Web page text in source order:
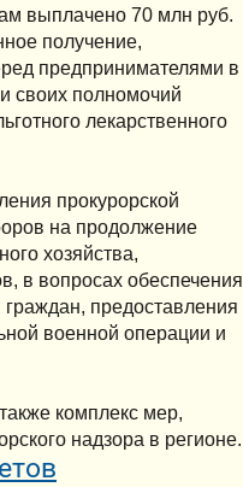
выплачено 70 млн руб.
получение,
предпринимателями в
своих полномочий
лекарственного
прокурорской
на продолжение
хозяйства,
в вопросах обеспечения
предоставления
военной операции и
комплекс мер,
надзора в регионе.